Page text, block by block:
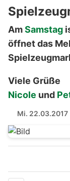
AmSamstag
öffnet das
Viele Grüße
Nicole und
Mi. 22.03.2017